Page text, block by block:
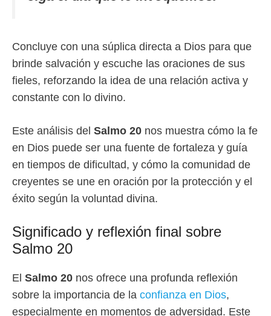
Concluye con una súplica directa a Dios para que
brinde salvación y escuche las oraciones de sus
fieles, reforzando la idea de una relación activa y
constante con lo divino.
Este análisis del Salmo 20 nos muestra cómo la fe
en Dios puede ser una fuente de fortaleza y guía
en tiempos de dificultad, y cómo la comunidad de
creyentes se une en oración por la protección y el
éxito según la voluntad divina.
Significado y reflexión final sobre
Salmo 20
El Salmo 20 nos ofrece una profunda reflexión
sobre la importancia de la confianza en Dios,
especialmente en momentos de adversidad. Este